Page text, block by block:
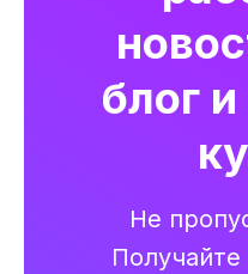
блог
Не